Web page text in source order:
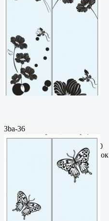
3ba-36
Пескоструйный
рисунокФормат: cdrЦена: 200
руб.Метки: векторный рисунок